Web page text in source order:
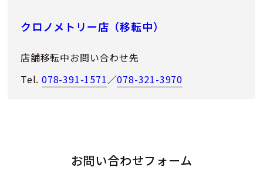
クロノメトリー店（移転中）
店舗移転中お問い合わせ先
Tel. 078-391-1571／078-321-3970
お問い合わせフォーム